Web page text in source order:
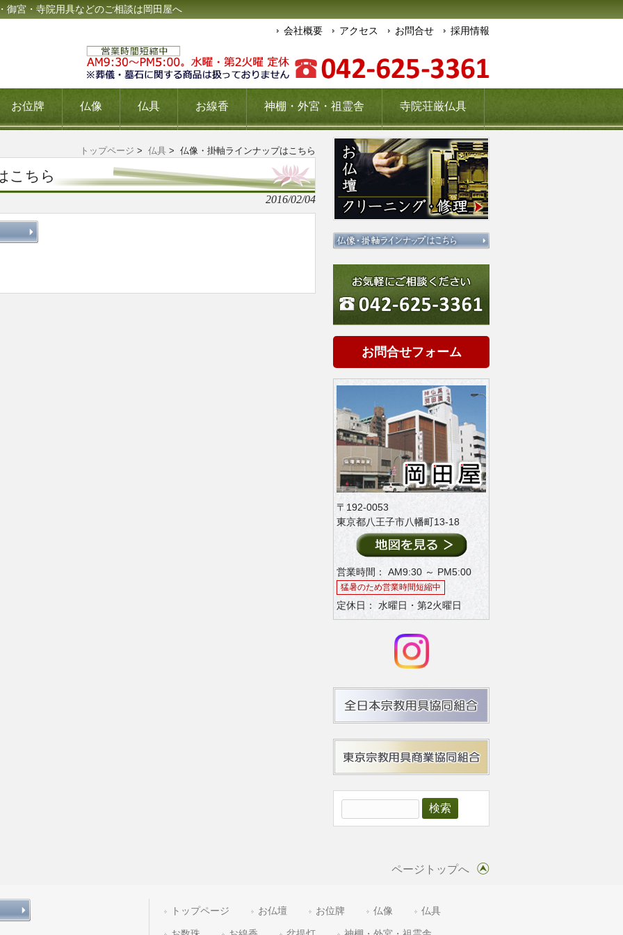
御宮・寺院用具などのご相談は岡田屋へ
会社概要
アクセス お問合せ 採用情報
お位牌 仏像 仏具 お線香 神棚・外宮・祖霊舎 寺院荘厳仏具
トップページ > 仏具 > 仏像・掛軸ラインナップはこちら
こちら
2016/02/04
お問合せフォーム
〒192-0053
東京都八王子市八幡町13-18
営業時間： AM9:30 ～ PM5:00
猛暑のため営業時間短縮中
定休日： 水曜日・第2火曜日
ページトップへ
トップページ お仏壇 お位牌 仏像 仏具